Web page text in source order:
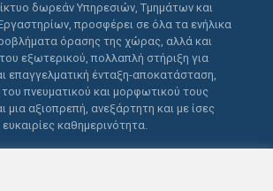
δωρεάν Υπηρεσιών, Τμημάτων και
προσφέρει σε όλα τα ενήλικα
όρασης της χώρας, αλλά και
εξωτερικού, πολλαπλή στήριξη για
επαγγελματική ένταξη-αποκατάσταση,
πνευματικού και μορφωτικού τους
μια αξιοπρεπή, ανεξάρτητη και με ίσες
ευκαιρίες καθημερινότητα.